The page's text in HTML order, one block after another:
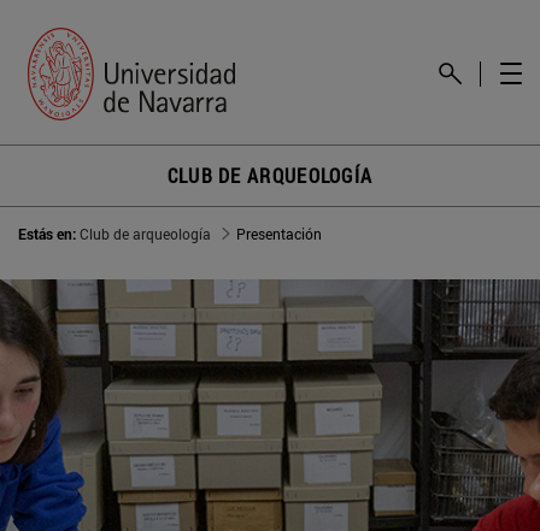
CLUB DE ARQUEOLOGÍA
Estás en:Club de arqueología Presentación